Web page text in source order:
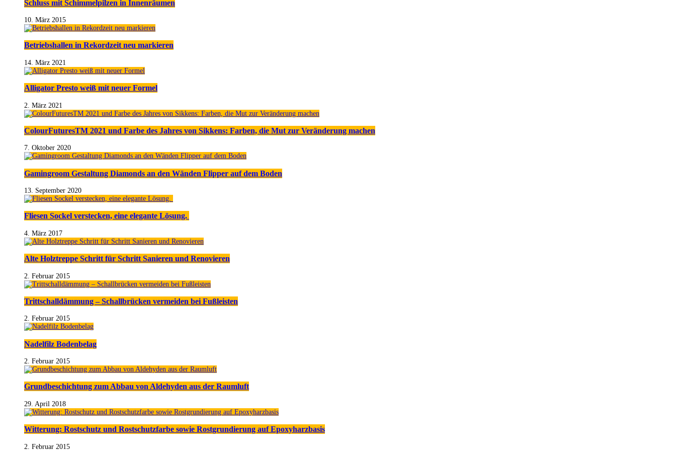
Schluss mit Schimmelpilzen in Innenräumen
10. März 2015
Betriebshallen in Rekordzeit neu markieren
14. März 2021
Alligator Presto weiß mit neuer Formel
2. März 2021
ColourFuturesTM 2021 und Farbe des Jahres von Sikkens: Farben, die Mut zur Veränderung machen
7. Oktober 2020
Gamingroom Gestaltung Diamonds an den Wänden Flipper auf dem Boden
13. September 2020
Fliesen Sockel verstecken, eine elegante Lösung.
4. März 2017
Alte Holztreppe Schritt für Schritt Sanieren und Renovieren
2. Februar 2015
Trittschalldämmung – Schallbrücken vermeiden bei Fußleisten
2. Februar 2015
Nadelfilz Bodenbelag
2. Februar 2015
Grundbeschichtung zum Abbau von Aldehyden aus der Raumluft
29. April 2018
Witterung: Rostschutz und Rostschutzfarbe sowie Rostgrundierung auf Epoxyharzbasis
2. Februar 2015